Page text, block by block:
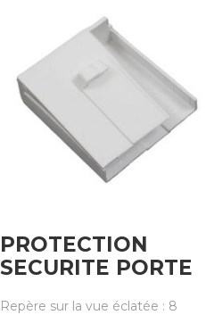
PROTECTION
SECURITE PORTE
Repère sur la vue éclatée : 8